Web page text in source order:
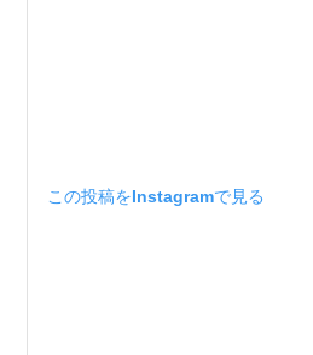
この投稿をInstagramで見る